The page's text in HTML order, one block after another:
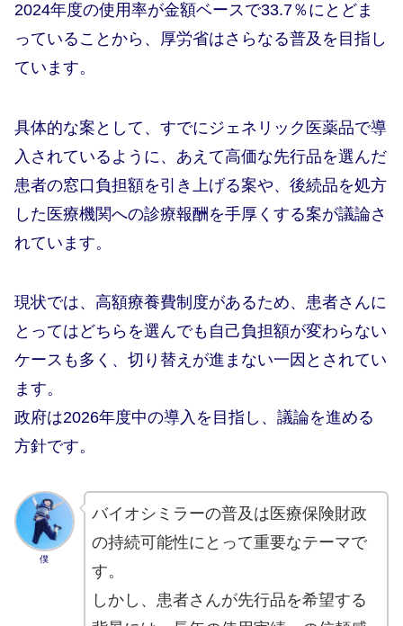
2024年度の使用率が金額ベースで33.7％にとどま
っていることから、厚労省はさらなる普及を目指し
ています。
具体的な案として、すでにジェネリック医薬品で導
入されているように、あえて高価な先行品を選んだ
患者の窓口負担額を引き上げる案や、後続品を処方
した医療機関への診療報酬を手厚くする案が議論さ
れています。
現状では、高額療養費制度があるため、患者さんに
とってはどちらを選んでも自己負担額が変わらない
ケースも多く、切り替えが進まない一因とされてい
ます。
政府は2026年度中の導入を目指し、議論を進める
方針です。
僕
バイオシミラーの普及は医療保険財政
の持続可能性にとって重要なテーマで
す。
しかし、患者さんが先行品を希望する